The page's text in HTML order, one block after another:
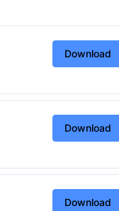
Download
Download
Download